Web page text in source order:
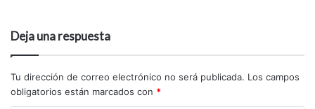
Deja una respuesta
Tu dirección de correo electrónico no será publicada. Los campos
obligatorios están marcados con *